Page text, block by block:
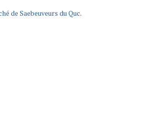
de Saebeuveurs du Quc.